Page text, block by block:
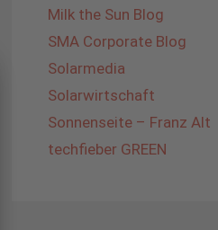
Milk the Sun Blog
SMA Corporate Blog
Solarmedia
Solarwirtschaft
Sonnenseite – Franz Alt
techfieber GREEN